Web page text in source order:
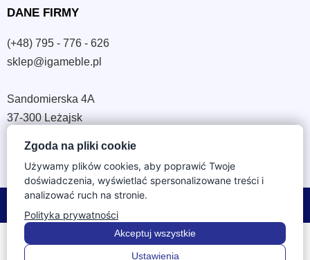
DANE FIRMY
(+48) 795 - 776 - 626
sklep@igameble.pl
Sandomierska 4A
37-300 Leżajsk
REGON: 180933172
Zgoda na pliki cookie
Używamy plików cookies, aby poprawić Twoje
doświadczenia, wyświetlać spersonalizowane treści i
analizować ruch na stronie.
Polityka prywatności
Ustawienia
Akceptuj wszystkie